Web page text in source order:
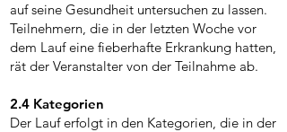
auf seine Gesundheit untersuchen zu lassen.
Teilnehmern, die in der letzten Woche vor
dem Lauf eine fieberhafte Erkrankung hatten,
rät der Veranstalter von der Teilnahme ab.
2.4 Kategorien
Der Lauf erfolgt in den Kategorien, die in der